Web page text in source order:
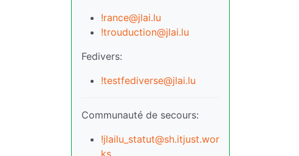
!rance@jlai.lu
!trouduction@jlai.lu
Fedivers:
!testfediverse@jlai.lu
Communauté de secours:
!jlailu_statut@sh.itjust.wor